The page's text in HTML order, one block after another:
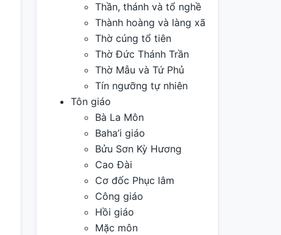
Thần, thánh và tổ nghề
Thành hoàng và làng xã
Thờ cúng tổ tiên
Thờ Đức Thánh Trần
Thờ Mẫu và Tứ Phủ
Tín ngưỡng tự nhiên
Tôn giáo
Bà La Môn
Baha’i giáo
Bửu Sơn Kỳ Hương
Cao Đài
Cơ đốc Phục lâm
Công giáo
Hồi giáo
Mặc môn